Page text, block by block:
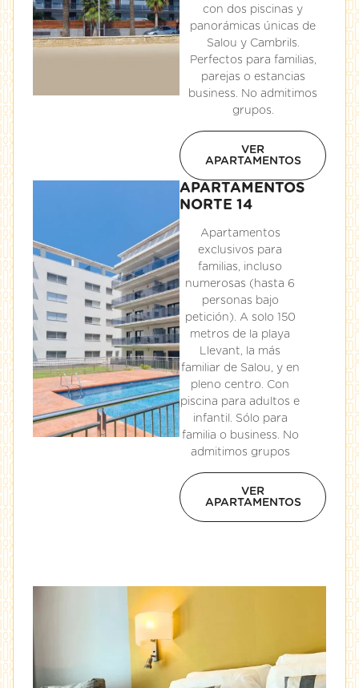
con dos piscinas y
panorámicas únicas de
Salou y Cambrils.
Perfectos para familias,
parejas o estancias
business. No admitimos
grupos.
VER
APARTAMENTOS
APARTAMENTOS
NORTE 14
Apartamentos
exclusivos para
familias, incluso
numerosas (hasta 6
personas bajo
petición). A solo 150
metros de la playa
Llevant, la más
familiar de Salou, y en
pleno centro. Con
piscina para adultos e
infantil. Sólo para
familia o business. No
admitimos grupos
VER
APARTAMENTOS